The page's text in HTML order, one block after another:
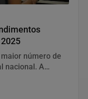
número de
nacional. A